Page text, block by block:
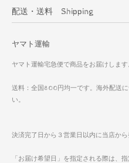
配送・送料 Shipping
ヤマト運輸
ヤマト運輸宅急便で商品をお届けします
送料：全国800円均一です。海外配送
い。
決済完了日から３営業日以内に当店から
「お届け希望日」を指定される際は、